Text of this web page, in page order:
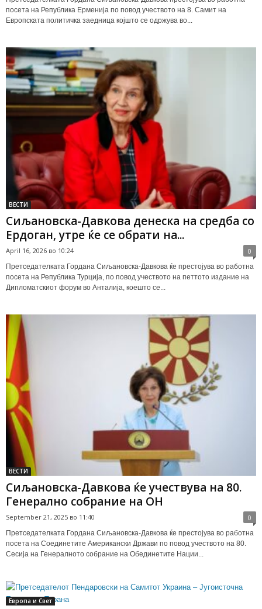
посета на Република Ерменија по повод учеството на 8. Самит на
Европската политичка заедница којшто се одржува во...
ВЕСТИ
Сиљановска-Давкова денеска на средба со
Ердоган, утре ќе се обрати на...
April 16, 2026 во 10:24 0
Претседателката Гордана Сиљановска-Давкова ќе престојува во работна
посета на Република Турција, по повод учеството на петтото издание на
Дипломатскиот форум во Анталија, коешто се...
ВЕСТИ
Сиљановска-Давкова ќе учествува на 80.
Генерално собрание на ОН
September 21, 2025 во 11:40 0
Претседателката Гордана Сиљановска-Давкова ќе престојува во работна
посета на Соединетите Американски Држави по повод учеството на 80.
Сесија на Генералното собрание на Обединетите Нации...
Европа и Свет